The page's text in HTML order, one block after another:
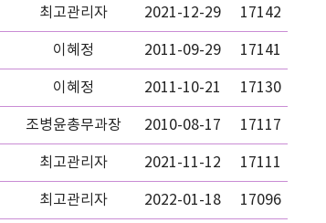
최고관리자 2021-12-29 17142
이혜정 2011-09-29 17141
이혜정 2011-10-21 17130
조병윤총무과장 2010-08-17 17117
최고관리자 2021-11-12 17111
최고관리자 2022-01-18 17096